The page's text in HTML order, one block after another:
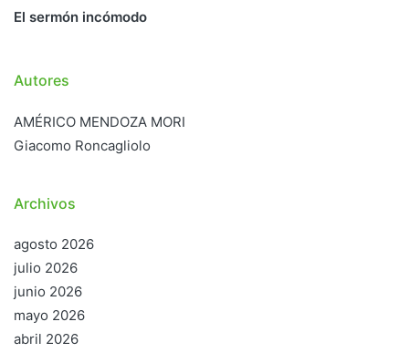
El sermón incómodo
Autores
AMÉRICO MENDOZA MORI
Giacomo Roncagliolo
Archivos
agosto 2026
julio 2026
junio 2026
mayo 2026
abril 2026